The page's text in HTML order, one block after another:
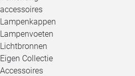
accessoires
Lampenkappen
Lampenvoeten
Lichtbronnen
Eigen Collectie
Accessoires